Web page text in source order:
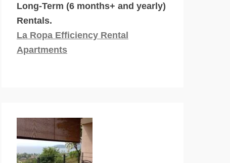
Long-Term (6 months+ and yearly)
Rentals.
La Ropa Efficiency Rental
Apartments